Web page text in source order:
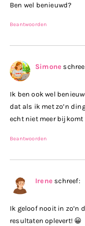
Ben wel benieuwd?
Beantwoorden
Simone
Ik ben ook wel
dat als ik met zo’n
echt niet meer bijkomt
Beantwoorden
Irene schreef:
Ik geloof nooit in zo’n
resultaten oplevert! 😀